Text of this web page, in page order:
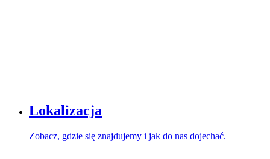
Lokalizacja
Zobacz, gdzie się znajdujemy i jak do nas dojechać.